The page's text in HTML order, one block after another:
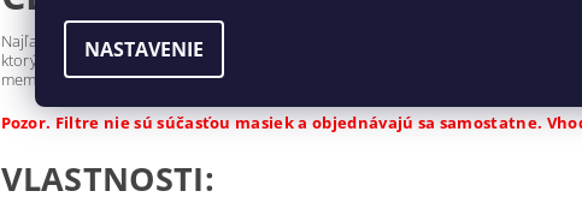
Najľahšia maska v ponuke. Vďaka použitému materiálu (TPE) váži len 360
ktorý poskytuje vynikajúcu viditeľnosť. Je určený na použitie s
membránou. K dispozícii je široký výber filtrov, ktoré možno pripojiť pomocou
Pozor. Filtre nie sú súčasťou masiek a objednávajú sa samostatne.
VLASTNOSTI:
NASTAVENIE